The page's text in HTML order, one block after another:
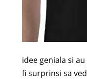
idee geniala si
fi surprinsi sa